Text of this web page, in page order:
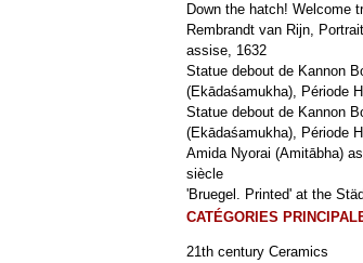
Down the hatch! Welcome
Rembrandt van Rijn,
assise, 1632
Statue debout de Kannon
(Ekādaśamukha), Période
Statue debout de Kannon
(Ekādaśamukha), Période
Amida Nyorai (Amitābha)
siècle
'Bruegel. Printed' at the
CATÉGORIES
21th century Ceramics